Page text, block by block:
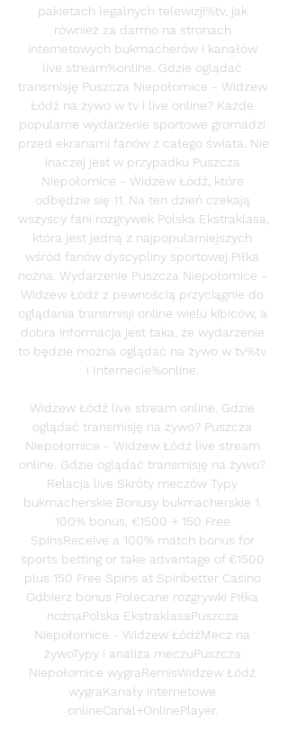
pakietach legalnych telewizji%tv, jak
również za darmo na stronach
internetowych bukmacherów i kanałów
live stream%online. Gdzie oglądać
transmisję Puszcza Niepołomice - Widzew
Łódź na żywo w tv i live online? Każde
popularne wydarzenie sportowe gromadzi
przed ekranami fanów z całego świata. Nie
inaczej jest w przypadku Puszcza
Niepołomice - Widzew Łódź, które
odbędzie się 11. Na ten dzień czekają
wszyscy fani rozgrywek Polska Ekstraklasa,
która jest jedną z najpopularniejszych
wśród fanów dyscypliny sportowej Piłka
nożna. Wydarzenie Puszcza Niepołomice -
Widzew Łódź z pewnością przyciągnie do
oglądania transmisji online wielu kibiców, a
dobra informacja jest taka, że wydarzenie
to będzie można oglądać na żywo w tv%tv
i Internecie%online.
Widzew Łódź live stream online. Gdzie
oglądać transmisję na żywo? ﻿Puszcza
Niepołomice - Widzew Łódź live stream
online. Gdzie oglądać transmisję na żywo?
Relacja live Skróty meczów Typy
bukmacherskie Bonusy bukmacherskie 1.
100% bonus, €1500 + 150 Free
SpinsReceive a 100% match bonus for
sports betting or take advantage of €1500
plus 150 Free Spins at Spinbetter Casino
Odbierz bonus Polecane rozgrywki Piłka
nożnaPolska EkstraklasaPuszcza
Niepołomice - Widzew ŁódźMecz na
żywoTypy i analiza meczuPuszcza
Niepołomice wygraRemisWidzew Łódź
wygraKanały internetowe
onlineCanal+OnlinePlayer.